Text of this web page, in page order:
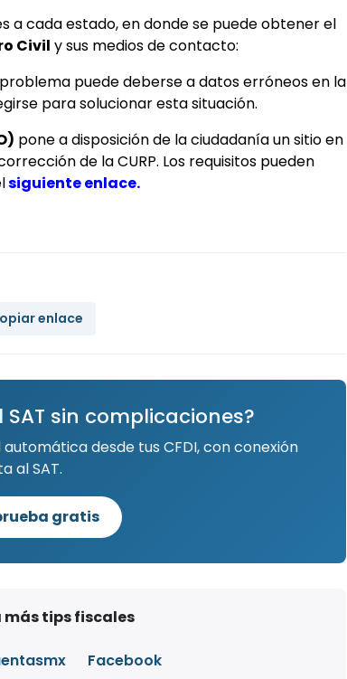
a cada estado, en donde se puede obtener el
Civil y sus medios de contacto:
puede deberse a datos erróneos en la
para solucionar esta situación.
pone a disposición de la ciudadanía un sitio en
de la CURP. Los requisitos pueden
siguiente enlace.
enlace
sin complicaciones?
desde tus CFDI, con conexión
al SAT.
gratis
más tips fiscales
Facebook